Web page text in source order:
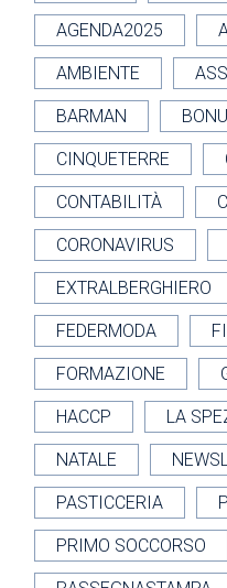
AGENDA2025
AMBIENTE
BARMAN
CINQUETERRE
CONTABILITÀ
CORONAVIRUS
EXTRALBERGHIERO
FEDERMODA
FORMAZIONE
HACCP LA
NATALE
PASTICCERIA
PRIMO SOCCORSO